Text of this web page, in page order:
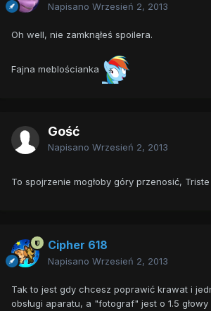
Napisano Wrzesień 2, 2013
Oh well, nie zamknąłeś spoilera.
Fajna meblościanka
Gość
Napisano Wrzesień 2, 2013
To spojrzenie mogłoby góry przenosić, Triste
Cipher 618
Napisano Wrzesień 2, 2013
Tak to jest gdy chcesz poprawić krawat i
obsługi aparatu, a "fotograf" jest o 1.5